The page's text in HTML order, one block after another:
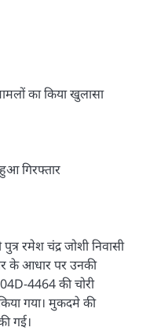
का किया खुलासा
गिरफ्तार
रमेश चंद्र जोशी निवासी
के आधार पर उनकी
4464 की चोरी
गया। मुकदमे की
गई।